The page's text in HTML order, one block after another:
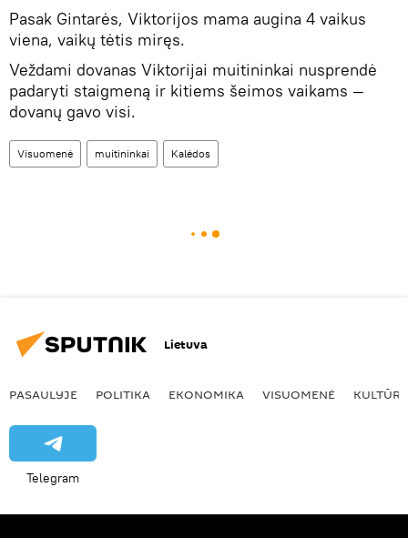
Pasak Gintarės, Viktorijos mama augina 4 vaikus
viena, vaikų tėtis miręs.
Veždami dovanas Viktorijai muitininkai nusprendė
padaryti staigmeną ir kitiems šeimos vaikams —
dovanų gavo visi.
Visuomenė muitininkai Kalėdos
Lietuva
PASAULYJE POLITIKA EKONOMIKA VISUOMENĖ KULTŪRA
Telegram